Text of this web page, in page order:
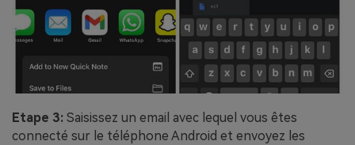
Etape 3: Saisissez un email avec lequel vous êtes
connecté sur le téléphone Android et envoyez les